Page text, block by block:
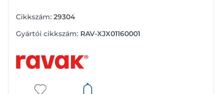
Cikkszám: 29304
Gyártói cikkszám: RAV-XJX01160001